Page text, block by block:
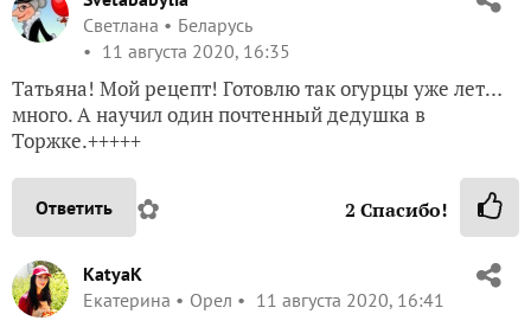
Светлана
Беларусь
11 августа 2020, 16:35
Татьяна! Мой рецепт! Готовлю так огурцы уже лет…
много. А научил один почтенный дедушка в
Торжке.+++++
Ответить ✿ 2 Спасибо!
KatyaK
Екатерина
Орел 11 августа 2020, 16:41